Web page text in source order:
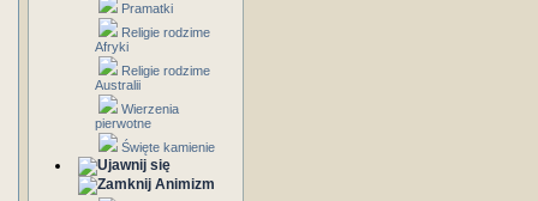
Pramatki
Religie rodzime
Afryki
Religie rodzime
Australii
Wierzenia
pierwotne
Święte kamienie
Animizm